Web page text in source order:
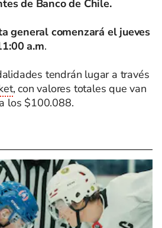
de Banco de Chile.
general comenzará el jueves
a.m.
tendrán lugar a través
, con valores totales que van
los $100.088.